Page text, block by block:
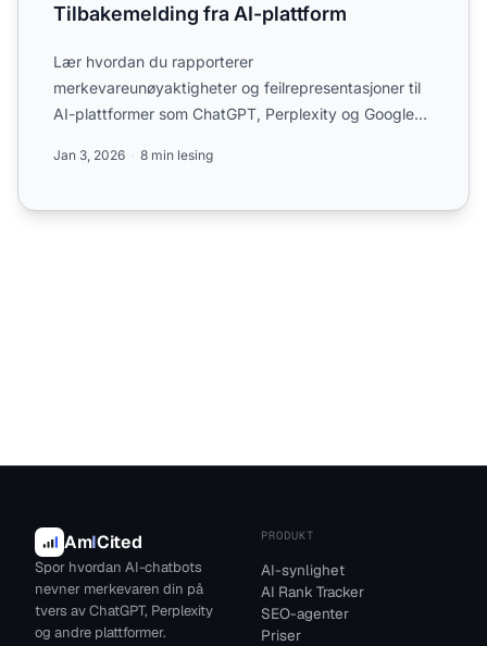
Tilbakemelding fra AI-plattform
Lær hvordan du rapporterer
merkevareunøyaktigheter og feilrepresentasjoner til
AI-plattformer som ChatGPT, Perplexity og Google
Jan 3, 2026 8 min lesing
AmICited
Spor hvordan AI-chatbots
nevner merkevaren din på
tvers av ChatGPT, Perplexity
og andre plattformer.
PRODUKT
AI-synlighet
AI Rank Tracker
SEO-agenter
Priser